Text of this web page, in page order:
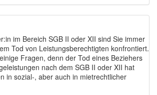
im Bereich SGB II oder XII sind Sie immer
Tod von Leistungsberechtigten konfrontiert.
Fragen, denn der Tod eines Beziehers
nach dem SGB II oder XII hat
in sozial-, aber auch in mietrechtlicher